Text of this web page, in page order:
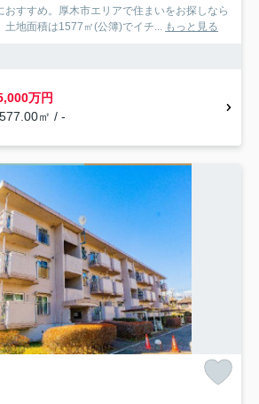
おすすめ。厚木市エリアで住まいをお探しなら
土地面積は1577㎡(公簿)でイチ... もっと見る
万円
㎡ / -